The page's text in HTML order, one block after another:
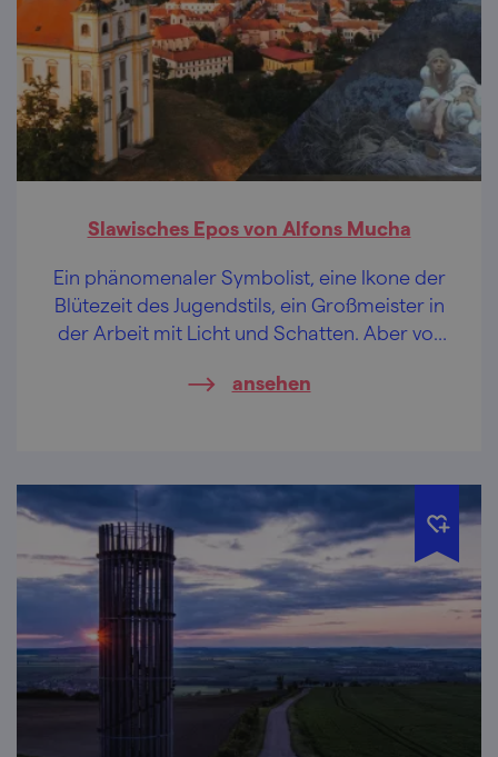
Slawisches Epos von Alfons Mucha
Ein phänomenaler Symbolist, eine Ikone der
Blütezeit des Jugendstils, ein Großmeister in
der Arbeit mit Licht und Schatten. Aber vor
das berühmte Slawische Epos.
ansehen